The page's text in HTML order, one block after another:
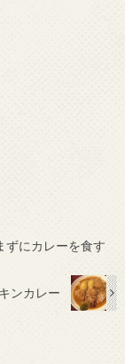
にカレーを食す
ンカレー